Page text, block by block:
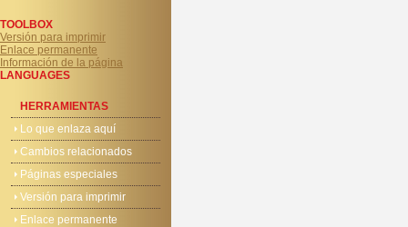
TOOLBOX
Versión para imprimir
Enlace permanente
Información de la página
LANGUAGES
HERRAMIENTAS
Lo que enlaza aquí
Cambios relacionados
Páginas especiales
Versión para imprimir
Enlace permanente